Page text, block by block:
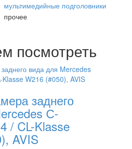
мультимедийные подголовники
прочее
посмотреть
заднего
С-
/ CL-Klasse
AVIS